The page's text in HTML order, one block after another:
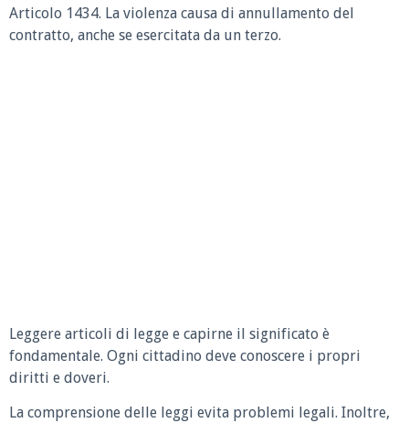
Articolo 1434. La violenza causa di annullamento del
contratto, anche se esercitata da un terzo.
Leggere articoli di legge e capirne il significato è
fondamentale. Ogni cittadino deve conoscere i propri
diritti e doveri.
La comprensione delle leggi evita problemi legali. Inoltre,